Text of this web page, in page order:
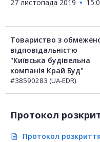
27 листопада 2019
Товариство з
відповідальністю
"Київська будівельна
компанія Край Буд"
#38590283 (UA-EDR)
Протокол
description Протокол